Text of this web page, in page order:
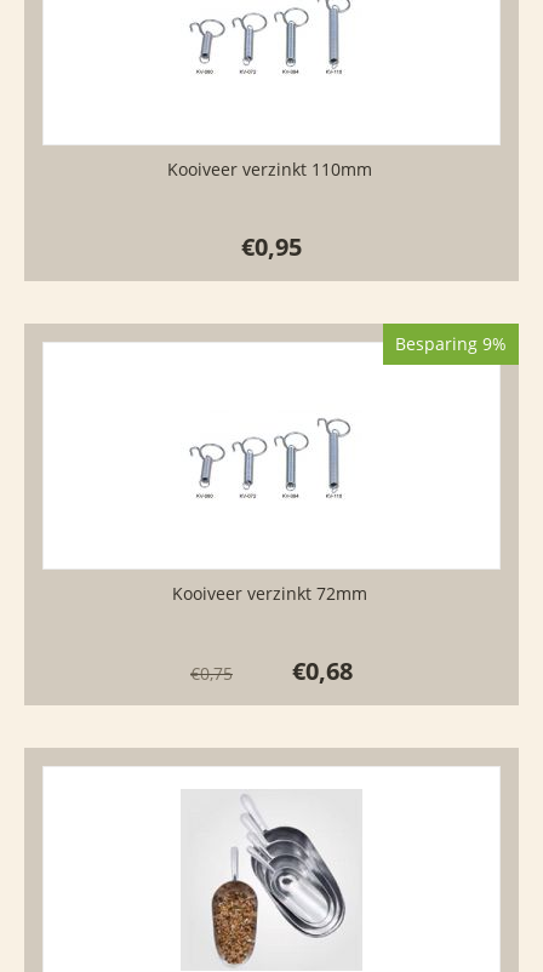
Kooiveer verzinkt 110mm
€0,95
Besparing 9%
Kooiveer verzinkt 72mm
€0,75 €0,68